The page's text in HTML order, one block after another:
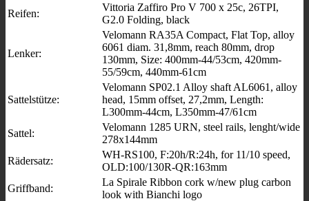
Reifen:
Vittoria Zaffiro Pro V 700 x 25c, 26TPI,
G2.0 Folding, black
Lenker:
Velomann RA35A Compact, Flat Top, alloy
6061 diam. 31,8mm, reach 80mm, drop
130mm, Size: 400mm-44/53cm, 420mm-
55/59cm, 440mm-61cm
Sattelstütze:
Velomann SP02.1 Alloy shaft AL6061, alloy
head, 15mm offset, 27,2mm, Length:
L300mm-44cm, L350mm-47/61cm
Sattel:
Velomann 1285 URN, steel rails, lenght/wide
278x144mm
Rädersatz:
WH-RS100, F:20h/R:24h, for 11/10 speed,
OLD:100/130R-QR:163mm
Griffband:
La Spirale Ribbon cork w/new plug carbon
look with Bianchi logo